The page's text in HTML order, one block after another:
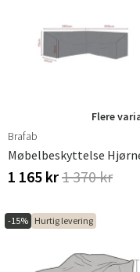
Flere
Brafab
1 165 kr1 370 kr
-15% Hurtig levering